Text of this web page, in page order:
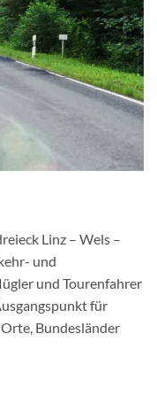
Linz – Wels –
und
und Tourenfahrer
für
Bundesländer